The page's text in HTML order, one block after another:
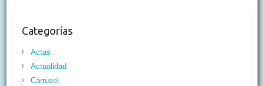
Categorías
Actas
Actualidad
Carrusel